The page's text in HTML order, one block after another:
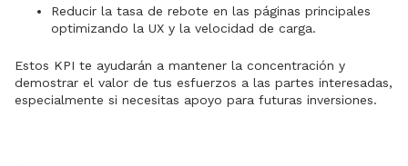
Reducir la tasa de rebote en las páginas principales
optimizando la UX y la velocidad de carga.
Estos KPI te ayudarán a mantener la concentración y
demostrar el valor de tus esfuerzos a las partes interesadas,
especialmente si necesitas apoyo para futuras inversiones.